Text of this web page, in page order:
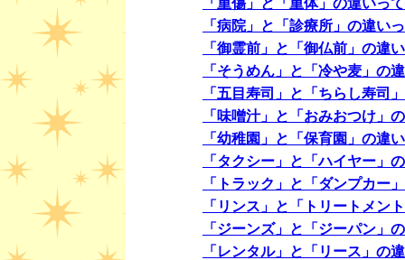
「重傷」と「重体」の違いっ
「病院」と「診療所」の違い
「御霊前」と「御仏前」の違
「そうめん」と「冷や麦」の
「五目寿司」と「ちらし寿司
「味噌汁」と「おみおつけ」
「幼稚園」と「保育園」の違
「タクシー」と「ハイヤー」
「トラック」と「ダンプカー
「リンス」と「トリートメン
「ジーンズ」と「ジーパン」
「レンタル」と「リース」の